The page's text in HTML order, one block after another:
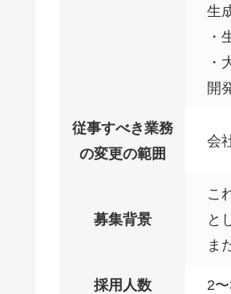
生
・
・
開
従事すべき業務
の変更の範囲
会
募集背景
こ
と
ま
採用人数 2